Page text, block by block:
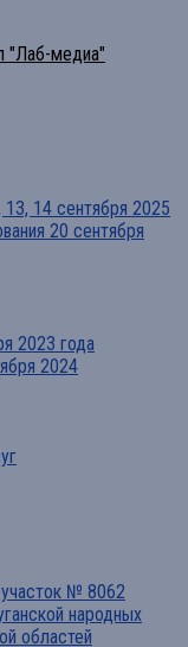
"Лаб-медиа"
14 сентября 2025
20 сентября
2023 года
2024
участок № 8062
народных
областей